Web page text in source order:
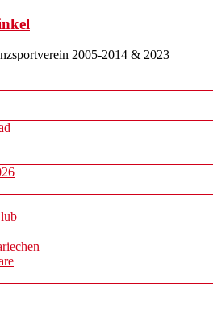
2005-2014 & 2023